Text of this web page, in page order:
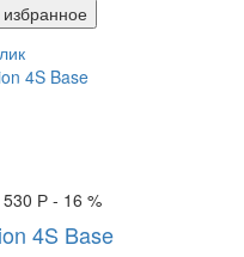
Р- 16 %
4S Base